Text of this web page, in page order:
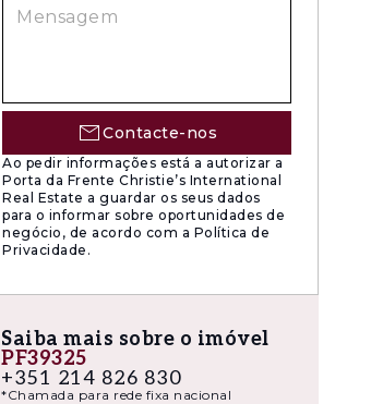
Contacte-nos
Ao pedir informações está a autorizar a
Porta da Frente Christie’s International
Real Estate a guardar os seus dados
para o informar sobre oportunidades de
negócio, de acordo com a Política de
Privacidade.
Saiba mais sobre o imóvel
PF39325
+351 214 826 830
*Chamada para rede fixa nacional